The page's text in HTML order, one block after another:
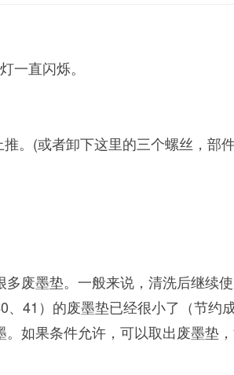
一直闪烁。
。(或者卸下这里的三个螺丝，部
废墨垫。一般来说，清洗后继续
、41）的废墨垫已经很小了（节约
如果条件允许，可以取出废墨垫